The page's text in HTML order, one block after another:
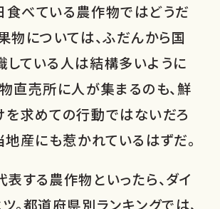
食べている農作物ではどうだ
物については、ふだんから国
している人は結構多いように
直売所に人が集まるのも、鮮
を求めての行動ではないだろ
地産にも惹かれているはずだ。
する農作物といったら、ダイ
。都道府県別ランキングでは、